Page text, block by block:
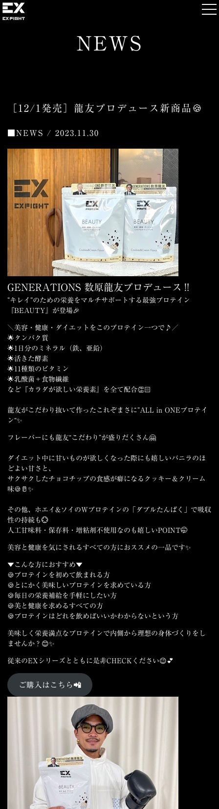
NEWS
［12/1発売］龍友プロデュース新商品🍪
NEWS / 2023.11.30
GENERATIONS 数原龍友プロデュース‼
”キレイ”のための栄養をマルチサポートする最強プロテイン
BEAUTY 』が登場🎉
＼美容・健康・ダイエットをこのプロテイン一つで♪／
⁡🌟タンパク質
🌟1日分のミネラル（鉄、亜鉛）
🌟活きた酵素
🌟11種類のビタミン
🌟乳酸菌＋食物繊維
など『カラダが欲しい栄養素』を全て配合👏🏻
龍友がこだわり抜いて作ったこれぞまさに”ALL in ONEプロテイ
ン“✨
⁡フレーバーにも龍友“こだわり”が盛りだくさん🤗
ダイエット中に甘いものが欲しくなった際にも嬉しいバニラのほ
どよい甘さ と、
サクサクしたチョコチップの食感が癖になる クッキー＆クリーム
味🍪🥛✨
その他、ホエイ&ソイのWプロテインの「 ダブルたんぱく
」で吸収
性の持続も💮
人工甘味料・保存料・増粘剤不使用 なのも嬉しいPOINT🤭
美容と健康を気にされるすべての方におススメの一品です✨
▼こんな方におすすめ▼
🍪プロテインを初めて飲まれる方
🍪とにかく美味しいプロテインを求めている方
🍪毎日の栄養補給を手軽にしたい方
🍪美と健康を求めるすべての方
🍪プロテインはどれを飲めばいいかわからないという方
美味しく栄養満点なプロテインで内側から理想の身体づくりをし
ませんか？😊✨
従来のEXシリーズとともに是非CHECKください😉💕
ご購入はこちら📲